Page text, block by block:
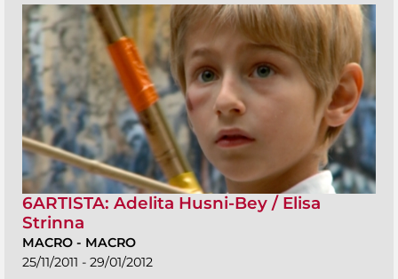
6ARTISTA: Adelita Husni-Bey / Elisa
Strinna
MACRO - MACRO
25/11/2011 - 29/01/2012